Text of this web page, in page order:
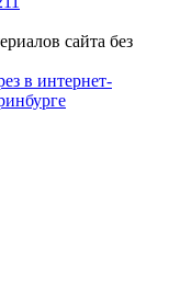
сайта без
в интернет-